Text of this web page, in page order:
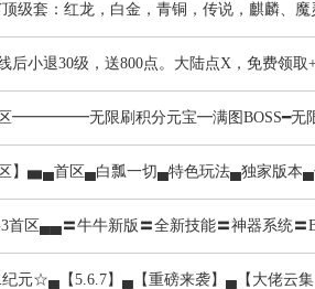
级套：红龙，白金，青铜，传说，麒麟、
后小退30级，送800点。大陆点X，免费领
无限刷积分元宝━满图BOSS━无
】▅▄首区▄白瓢一切▄特色玩法▄独家版本
首区▄▄〓牛牛新版〓全新技能〓神器系统〓
元☆▄【5.6.7】▄【重磅来袭】▄【大佬云